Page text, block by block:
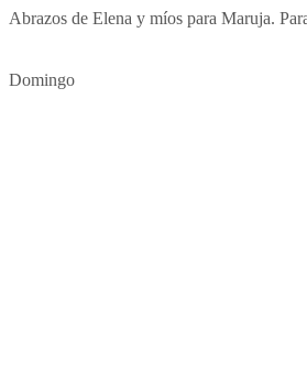
Abrazos de Elena y míos para Maruja.
Domingo